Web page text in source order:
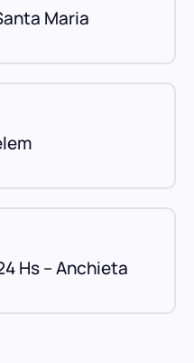
Maria
Hs – Anchieta